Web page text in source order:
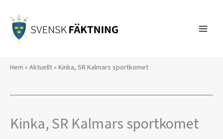
innehåll
Hem » Aktuellt» Kinka, SR Kalmars sportkomet
Kinka, SR Kalmars sportkomet